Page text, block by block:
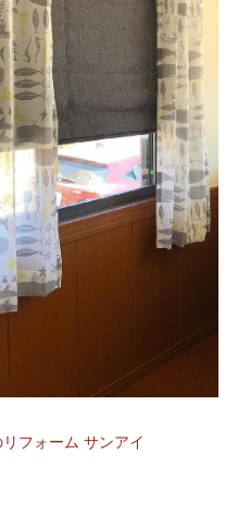
フォーム サンアイ